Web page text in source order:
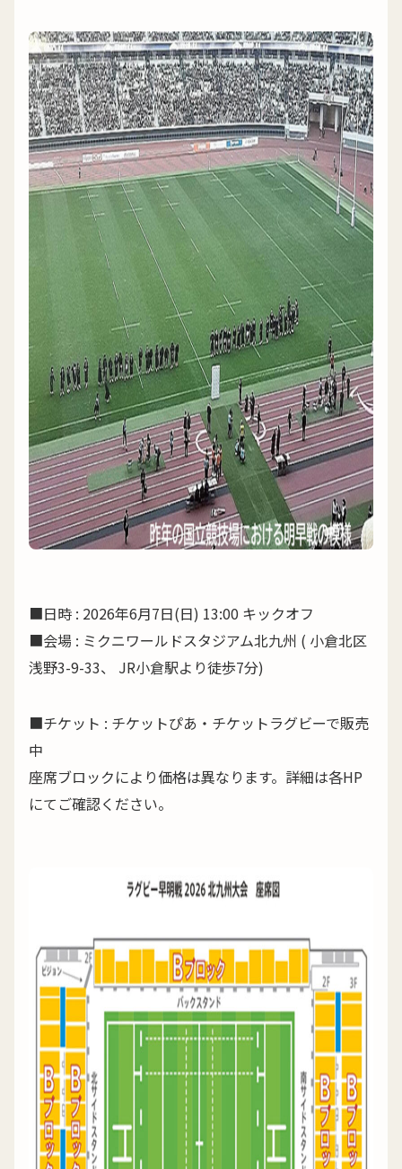
■日時 : 2026年6月7日(日) 13:00 キックオフ
■会場 : ミクニワールドスタジアム北九州 ( 小倉北区
浅野3-9-33、 JR小倉駅より徒歩7分)
■チケット : チケットぴあ・チケットラグビーで販売
中
座席ブロックにより価格は異なります。詳細は各HP
にてご確認ください。